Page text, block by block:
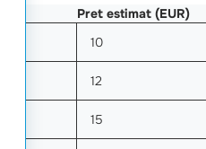
Pret estimat (EUR)
10
12
15